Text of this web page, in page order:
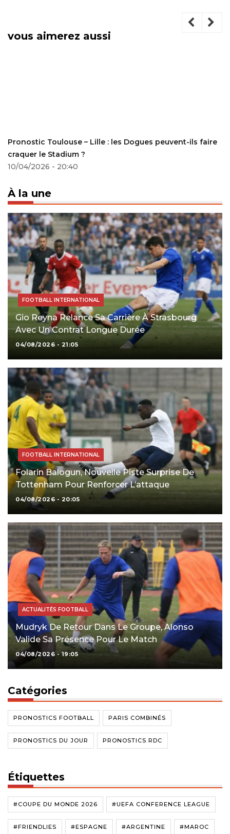
vous aimerez aussi
Pronostic Toulouse – Lille : les Dogues peuvent-ils faire
craquer le Stadium ?
10/04/2026 - 20:40
À la une
FOOTBALL INTERNATIONAL
Gio Reyna Relance Sa Carrière À Strasbourg
Avec Un Contrat Longue Durée
04/08/2026 - 21:05
FOOTBALL INTERNATIONAL
Folarin Balogun, Nouvelle Piste Surprise De
Tottenham Pour Renforcer L’attaque
04/08/2026 - 20:05
ACTUALITÉS FOOTBALL
Mudryk De Retour Dans Le Groupe, Alonso
Valide Sa Présence Pour Le Match
04/08/2026 - 19:05
Catégories
PRONOSTICS FOOTBALL PARIS COMBINÉS
PRONOSTICS DU JOUR PRONOSTICS RDC
Étiquettes
#COUPE DU MONDE 2026 #UEFA CONFERENCE LEAGUE
#FRIENDLIES #ESPAGNE #ARGENTINE #MAROC